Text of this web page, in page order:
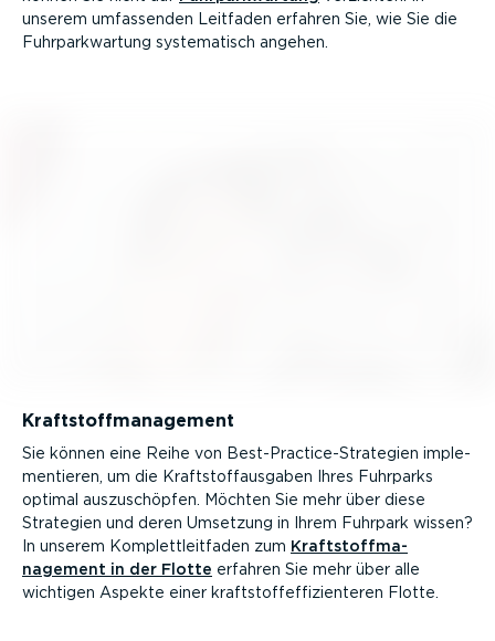
unserem umfassenden Leitfaden erfahren Sie, wie Sie die
Fuhrpark­wartung syste­ma­tisch angehen.
Kraft­stoff­ma­nagement
Sie können eine Reihe von Best-Prac­tice­-Stra­tegien imple­
men­tieren, um die Kraft­stoff­aus­gaben Ihres Fuhrparks
optimal auszu­schöpfen. Möchten Sie mehr über diese
Strategien und deren Umsetzung in Ihrem Fuhrpark wissen?
In unserem Komplett­leit­faden zum Kraft­stoff­ma­
nagement in der Flotte erfahren Sie mehr über alle
wichtigen Aspekte einer kraft­stoff­ef­fi­zi­en­teren Flotte.